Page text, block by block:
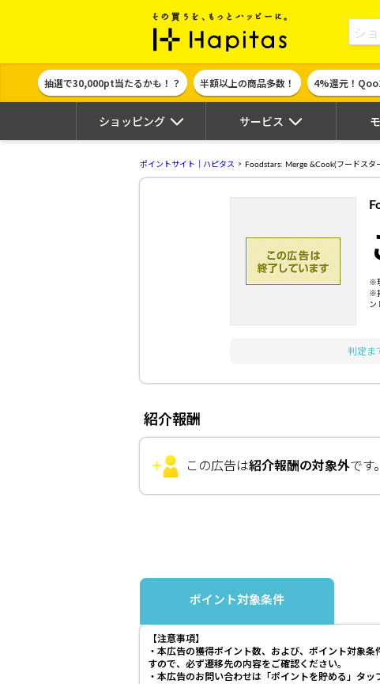
ポイント貯めて現金
抽選で30,000pt当たるかも！？ 半額以上の商品多数！ 4%還元！
ショッピング サービス
ポイントサイト｜ハピタス Foodstars: Merge &Cook(フードスタ
※
※
ン
判定ま
紹介報酬
この広告は紹介報酬の対象外です。
ポイント対象条件
【注意事項】
・本広告の獲得ポイント数、および、ポイント対象
すので、必ず遷移先の内容をご確認ください。
・本広告のお問い合わせは「ポイントを貯める」タ